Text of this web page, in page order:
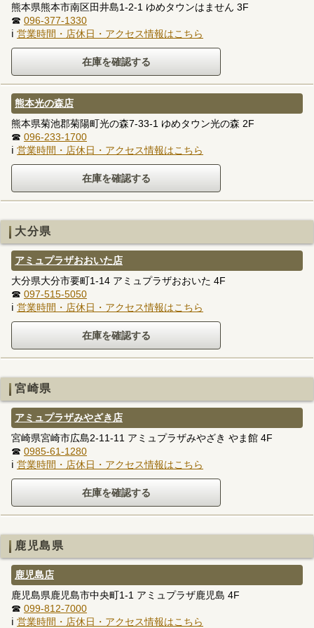
熊本県熊本市南区田井島1-2-1 ゆめタウンはません 3F
☎ 096-377-1330
ℹ 営業時間・店休日・アクセス情報はこちら
熊本光の森店
熊本県菊池郡菊陽町光の森7-33-1 ゆめタウン光の森 2F
☎ 096-233-1700
ℹ 営業時間・店休日・アクセス情報はこちら
大分県
アミュプラザおおいた店
大分県大分市要町1-14 アミュプラザおおいた 4F
☎ 097-515-5050
ℹ 営業時間・店休日・アクセス情報はこちら
宮崎県
アミュプラザみやざき店
宮崎県宮崎市広島2-11-11 アミュプラザみやざき やま館 4F
☎ 0985-61-1280
ℹ 営業時間・店休日・アクセス情報はこちら
鹿児島県
鹿児島店
鹿児島県鹿児島市中央町1-1 アミュプラザ鹿児島 4F
☎ 099-812-7000
ℹ 営業時間・店休日・アクセス情報はこちら